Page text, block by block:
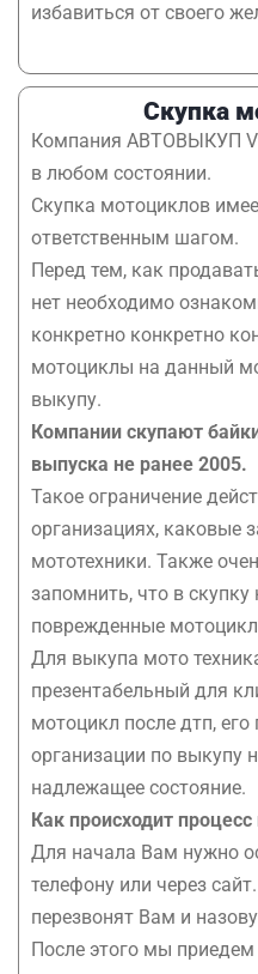
избавиться от своего
Скупка
Компания АВТОВЫКУП
в любом состоянии.
Скупка мотоциклов
ответственным шагом.
Перед тем, как
нет необходимо
конкретно конкретно
мотоциклы на данный
выкупу.
Компании скупают
выпуска не ранее 2005.
Такое ограничение
организациях, каковые
мототехники. Также
запомнить, что в
поврежденные
Для выкупа мото
презентабельный для
мотоцикл после дтп, его
организации по выкупу
надлежащее состояние.
Как происходит
Для начала Вам нужно
телефону или через
перезвонят Вам и
После этого мы